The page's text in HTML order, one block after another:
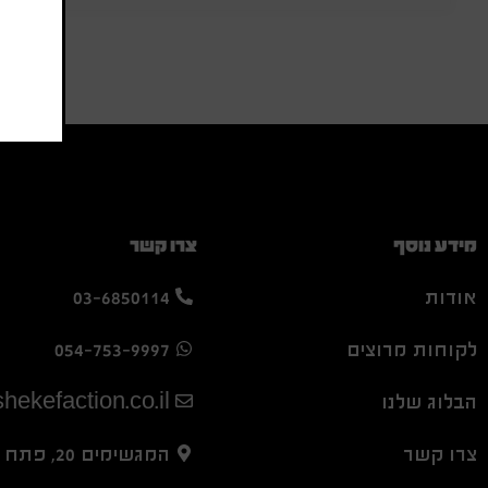
מידע נוסף
אודות
לקוחות מרוצים
הבלוג שלנו
צרו קשר
צרו קשר
03-6850114
054-753-9997
המגשימים 20, פתח תקווה